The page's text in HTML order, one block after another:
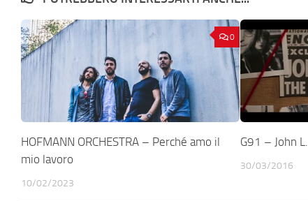
0
HOFMANN ORCHESTRA – Perché amo il
mio lavoro
10/02/2023
G91 – John L.
30/03/2016